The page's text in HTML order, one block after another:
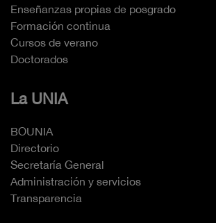
Enseñanzas propias de posgrado
Formación continua
Cursos de verano
Doctorados
La UNIA
BOUNIA
Directorio
Secretaría General
Administración y servicios
Transparencia